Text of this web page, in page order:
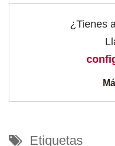
¿Tienes
Etiquetas